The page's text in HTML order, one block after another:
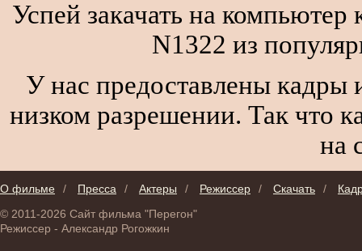
Успей закачать на
N1322 из
У нас предоставлены кадры
низком разрешении. Так что
на
О фильме / Пресса / Актеры / Режиссер / Скачать /
© 2011-2026 Сайт фильма "Перегон"
Режиссер - Александр Рогожкин